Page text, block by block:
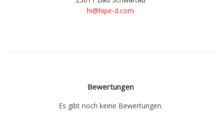
hi@hipe-d.com
Bewertungen
Es gibt noch keine Bewertungen.